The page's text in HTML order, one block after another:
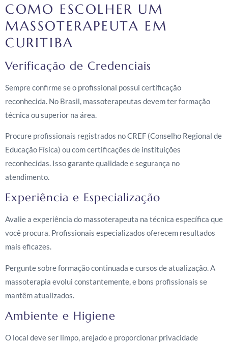
COMO ESCOLHER UM
MASSOTERAPEUTA EM
CURITIBA
Verificação de Credenciais
Sempre confirme se o profissional possui certificação
reconhecida. No Brasil, massoterapeutas devem ter formação
técnica ou superior na área.
Procure profissionais registrados no CREF (Conselho Regional de
Educação Física) ou com certificações de instituições
reconhecidas. Isso garante qualidade e segurança no
atendimento.
Experiência e Especialização
Avalie a experiência do massoterapeuta na técnica específica que
você procura. Profissionais especializados oferecem resultados
mais eficazes.
Pergunte sobre formação continuada e cursos de atualização. A
massoterapia evolui constantemente, e bons profissionais se
mantêm atualizados.
Ambiente e Higiene
O local deve ser limpo, arejado e proporcionar privacidade